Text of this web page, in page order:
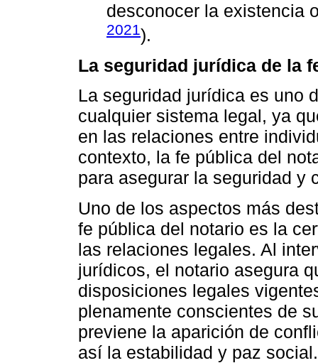
desconocer la existencia
2021).
La seguridad jurídica de la
La seguridad jurídica es uno
cualquier sistema legal, ya
en las relaciones entre
contexto, la fe pública del
para asegurar la seguridad y
Uno de los aspectos más
fe pública del notario es la
las relaciones legales. Al
jurídicos, el notario asegura
disposiciones legales
plenamente conscientes de
previene la aparición de
así la estabilidad y paz social.